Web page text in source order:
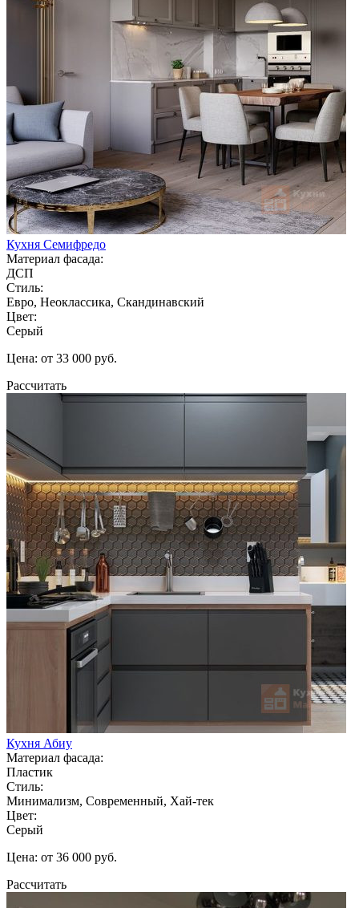
Кухня Семифредо
Материал фасада:
ДСП
Стиль:
Евро, Неоклассика, Скандинавский
Цвет:
Серый
Цена: от 33 000 руб.
Рассчитать
Кухня Абиу
Материал фасада:
Пластик
Стиль:
Минимализм, Современный, Хай-тек
Цвет:
Серый
Цена: от 36 000 руб.
Рассчитать